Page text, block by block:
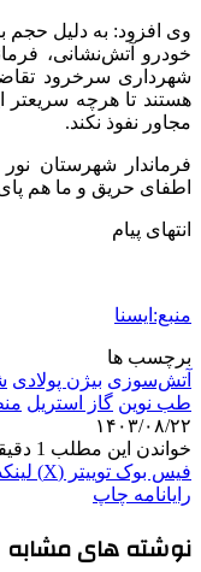
شهرداری سرخرود
هستند تا هرچه
مجاور نفوذ نکند.
فرماندار شهرستان
اطفای حریق و ما هم
انتهای پیام
منبع:ایسنا
برچسب ها
آتش‌سوزی بیژن پولادی
طب نوین گاز استریل
۱۴۰۳/۰۸/۲۲
خواندن این مطلب 1 دقیقه زمان میبرد
فیس بوک توییتر (X)
رایانامه چاپ
نوشته های مشابه